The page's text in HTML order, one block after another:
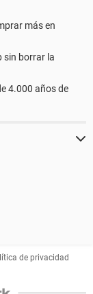
más en
sin borrar la
4.000 años de
de privacidad